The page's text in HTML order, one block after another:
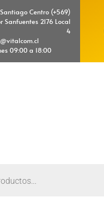
Centro (+569)
Sanfuentes 2176 Local
4
09:00 a 18:00